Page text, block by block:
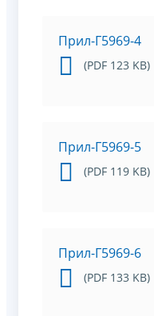
Прил-Г5969-4
(PDF 123 KB)
Прил-Г5969-5
(PDF 119 KB)
Прил-Г5969-6
(PDF 133 KB)